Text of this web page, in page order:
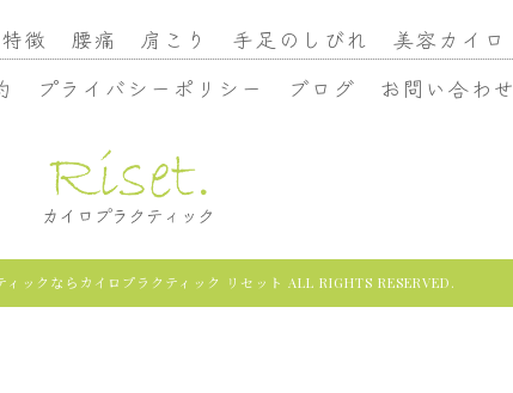
徴 腰痛 肩こり 手足のしびれ 美容カイロ
プライバシーポリシー ブログ お問い合わせ
ックならカイロプラクティック リセット ALL RIGHTS RESERVED.